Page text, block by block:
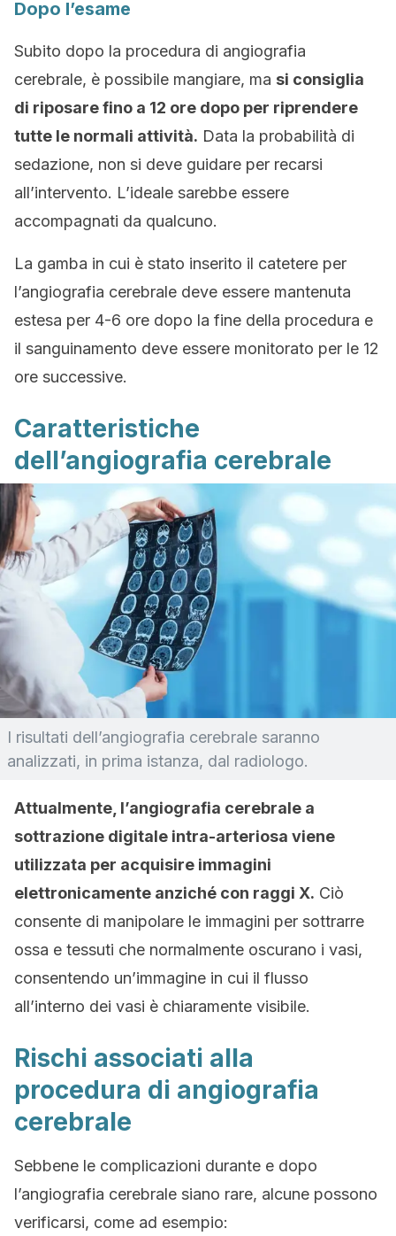
Dopo l’esame
Subito dopo la procedura di angiografia
cerebrale, è possibile mangiare, ma si consiglia
di riposare fino a 12 ore dopo per riprendere
tutte le normali attività. Data la probabilità di
sedazione, non si deve guidare per recarsi
all’intervento. L’ideale sarebbe essere
accompagnati da qualcuno.
La gamba in cui è stato inserito il catetere per
l’angiografia cerebrale deve essere mantenuta
estesa per 4-6 ore dopo la fine della procedura e
il sanguinamento deve essere monitorato per le 12
ore successive.
Caratteristiche
dell’angiografia cerebrale
I risultati dell’angiografia cerebrale saranno
analizzati, in prima istanza, dal radiologo.
Attualmente, l’angiografia cerebrale a
sottrazione digitale intra-arteriosa viene
utilizzata per acquisire immagini
elettronicamente anziché con raggi X. Ciò
consente di manipolare le immagini per sottrarre
ossa e tessuti che normalmente oscurano i vasi,
consentendo un’immagine in cui il flusso
all’interno dei vasi è chiaramente visibile.
Rischi associati alla
procedura di angiografia
cerebrale
Sebbene le complicazioni durante e dopo
l’angiografia cerebrale siano rare, alcune possono
verificarsi, come ad esempio: